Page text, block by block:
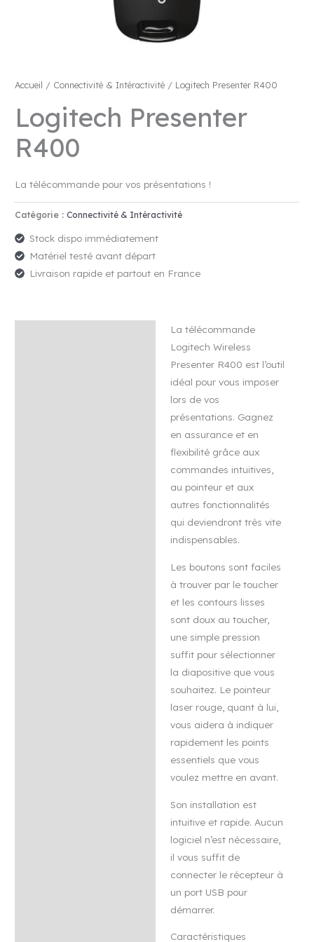
Accueil / Connectivité & Intéractivité / Logitech Presenter R400
Logitech Presenter
R400
La télécommande pour vos présentations !
Catégorie :Connectivité & Intéractivité
Stock dispo immédiatement
Matériel testé avant départ
Livraison rapide et partout en France
La télécommande
Logitech Wireless
Presenter R400 est l’outil
idéal pour vous imposer
lors de vos
présentations. Gagnez
en assurance et en
flexibilité grâce aux
commandes intuitives,
au pointeur et aux
autres fonctionnalités
qui deviendront très vite
indispensables.
Les boutons sont faciles
à trouver par le toucher
et les contours lisses
sont doux au toucher,
une simple pression
suffit pour sélectionner
la diapositive que vous
souhaitez. Le pointeur
laser rouge, quant à lui,
vous aidera à indiquer
rapidement les points
essentiels que vous
voulez mettre en avant.
Son installation est
intuitive et rapide. Aucun
logiciel n’est nécessaire,
il vous suffit de
connecter le récepteur à
un port USB pour
démarrer.
Caractéristiques